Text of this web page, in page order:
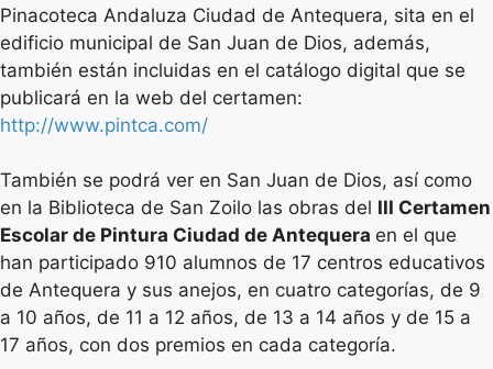
Pinacoteca Andaluza Ciudad de Antequera, sita en el
edificio municipal de San Juan de Dios, además,
también están incluidas en el catálogo digital que se
publicará en la web del certamen:
http://www.pintca.com/
También se podrá ver en San Juan de Dios, así como
en la Biblioteca de San Zoilo las obras del III Certamen
Escolar de Pintura Ciudad de Antequera en el que
han participado 910 alumnos de 17 centros educativos
de Antequera y sus anejos, en cuatro categorías, de 9
a 10 años, de 11 a 12 años, de 13 a 14 años y de 15 a
17 años, con dos premios en cada categoría.